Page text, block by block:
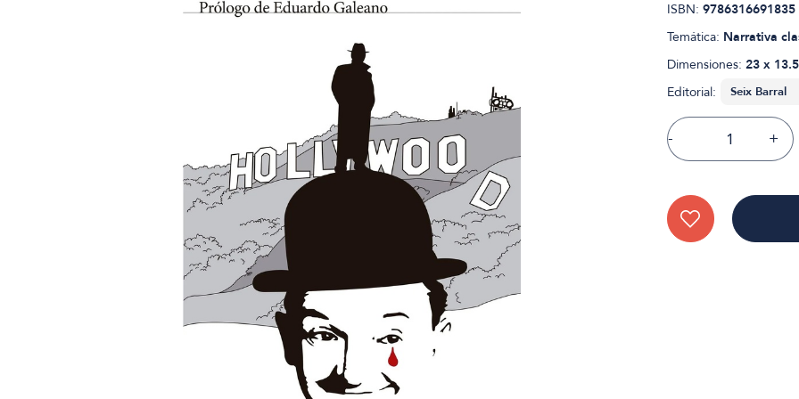
ISBN: 9786316691835
Temática: Narrativa
Dimensiones: 23 x 13.5
Editorial:
- +